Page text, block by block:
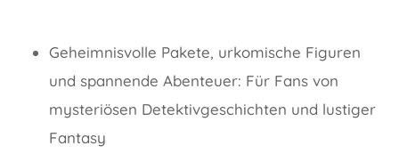
Geheimnisvolle Pakete, urkomische Figuren
und spannende Abenteuer: Für Fans von
mysteriösen Detektivgeschichten und lustiger
Fantasy